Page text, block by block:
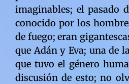
imaginables; el pasado
conocido por los
de fuego; eran
que Adán y Eva; una de
que tuvo el género
discusión de esto; no